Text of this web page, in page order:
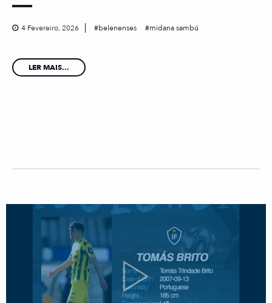
4 Fevereiro, 2026 belenenses midana sambú
LER MAIS...